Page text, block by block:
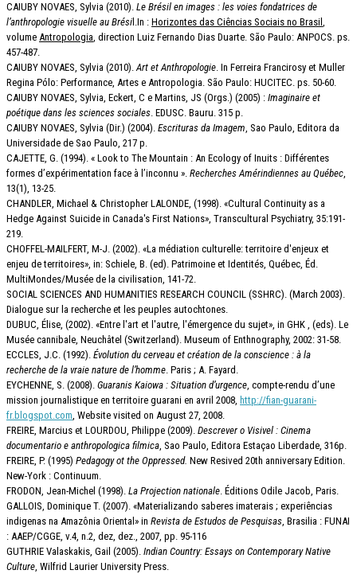
CAIUBY NOVAES, Sylvia (2010). Le Brésil en images : les voies fondatrices de
l’anthropologie visuelle au Brési l.In : Horizontes das Ciências Sociais no Brasil ,
volume Antropologia, direction Luiz Fernando Dias Duarte. São Paulo: ANPOCS. ps.
457-487.
CAIUBY NOVAES, Sylvia (2010).Art et Anthropologie. In Ferreira Francirosy et Muller
Regina Pólo: Performance, Artes e Antropologia. São Paulo: HUCITEC. ps. 50-60.
CAIUBY NOVAES, Sylvia, Eckert, C e Martins, JS (Orgs.) (2005) : Imaginaire et
poétique dans les sciences sociales. EDUSC. Bauru. 315 p.
CAIUBY NOVAES, Sylvia (Dir.) (2004). Escrituras da Imagem, Sao Paulo, Editora da
Universidade de Sao Paulo, 217 p.
CAJETTE, G. (1994). « Look to The Mountain : An Ecology of Inuits : Différentes
formes d’expérimentation face à l’inconnu ». Recherches Amérindiennes au Québec,
13(1), 13-25.
CHANDLER, Michael & Christopher LALONDE, (1998). «Cultural Continuity as a
Hedge Against Suicide in Canada's First Nations», Transcultural Psychiatry, 35:191-
219.
CHOFFEL-MAILFERT, M-J. (2002). «La médiation culturelle: territoire d'enjeux et
enjeu de territoires», in: Schiele, B. (ed). Patrimoine et Identités, Québec, Éd.
MultiMondes/Musée de la civilisation, 141-72.
SOCIAL SCIENCES AND HUMANITIES RESEARCH COUNCIL (SSHRC). (March 2003).
Dialogue sur la recherche et les peuples autochtones.
DUBUC, Élise, (2002). «Entre l'art et l'autre, l'émergence du sujet», in GHK , (eds). Le
Musée cannibale, Neuchâtel (Switzerland). Museum of Enthnography, 2002: 31-58.
ECCLES, J.C. (1992). Évolution du cerveau et création de la conscience : à la
recherche de la vraie nature de l’homme. Paris ; A. Fayard.
EYCHENNE, S. (2008). Guaranis Kaiowa : Situation d’urgence, compte-rendu d’une
mission journalistique en territoire guarani en avril 2008, http://fian-guarani-
fr.blogspot.com, Website visited on August 27, 2008.
FREIRE, Marcius et LOURDOU, Philippe (2009). Descrever o Visivel : Cinema
documentario e anthropologica filmica, Sao Paulo, Editora Estaçao Liberdade, 316p.
FREIRE, P. (1995) Pedagogy ot the Oppressed. New Resived 20th anniversary Edition.
New-York : Continuum.
FRODON, Jean-Michel (1998). La Projection nationale. Éditions Odile Jacob, Paris.
GALLOIS, Dominique T. (2007). «Materializando saberes imaterais ; experiências
indigenas na Amazônia Oriental» in Revista de Estudos de Pesquisas, Brasilia : FUNAI
: AAEP/CGGE, v.4, n.2, dez, dez., 2007, pp. 95-116
GUTHRIE Valaskakis, Gail (2005). Indian Country: Essays on Contemporary Native
Culture, Wilfrid Laurier University Press.